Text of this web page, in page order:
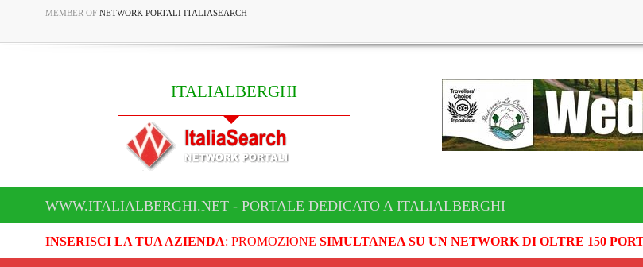
MEMBER OF NETWORK PORTALI ITALIASEARCH
ITALIALBERGHI
WWW.ITALIALBERGHI.NET - PORTALE DEDICATO A ITALIALBERGHI
INSERISCI LA TUA AZIENDA: PROMOZIONE SIMULTANEA SU UN NETWORK DI OLTRE 150